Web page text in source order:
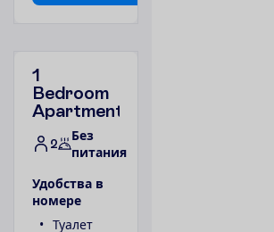
1
Bedroom
Apartment
2
Без
питания
Удобства в
номере
Туалет